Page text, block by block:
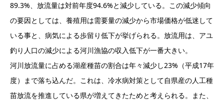
89.3%、放流量は対前年度94.6%と減少している。この減少傾向
の要因としては、養殖用は需要量の減少から市場価格が低迷して
いる事と、病気による歩留り低下が挙げられる。放流用は、アユ
釣り人口の減少による河川漁協の収入低下が一番大きい。
河川放流量に占める湖産種苗の割合は年々減少し23%（平成17年
度）まで落ち込んだ。これは、冷水病対策として自県産の人工種
苗放流を推進している県が増えてきたためと考えられる。また、